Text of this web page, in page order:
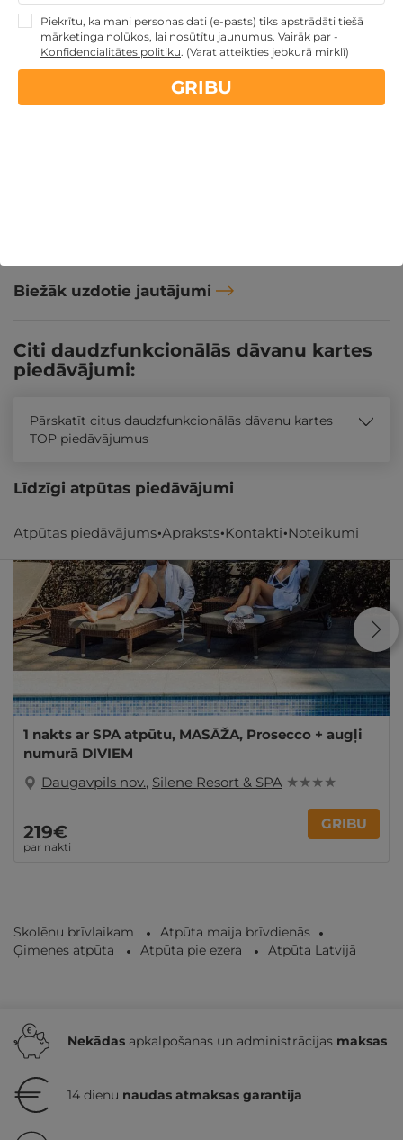
KOMPĀNIJAI | Silver Villa |
derīgs: visu gadu
1170
Nevarat izvēlēties? Uzdāviniet
GribuAtpusties.lv dāvanu karti
Biežāk uzdotie jautājumi
Atpūtas piedāvājums Apraksts Kontakti Noteikumi
Citi daudzfunkcionālās dāvanu kartes
piedāvājumi:
Pārskatīt citus daudzfunkcionālās dāvanu kartes
TOP piedāvājumus
Līdzīgi atpūtas piedāvājumi
1 nakts ar SPA atpūtu, MASĀŽA, Prosecco + augļi
numurā DIVIEM
Daugavpils nov., Silene Resort & SPA ★ ★ ★ ★
219€
par nakti
GRIBU
Skolēnu brīvlaikam
Atpūta maija brīvdienās
Ģimenes atpūta
Atpūta pie ezera Atpūta Latvijā
Nekādas apkalpošanas un administrācijas maksas
14 dienu naudas atmaksas garantija
Piekrītu, ka mani personas dati (e-pasts) tiks apstrādāti tiešā
mārketinga nolūkos, lai nosūtītu jaunumus. Vairāk par -
Konfidencialitātes politiku. (Varat atteikties jebkurā mirklī)
GRIBU